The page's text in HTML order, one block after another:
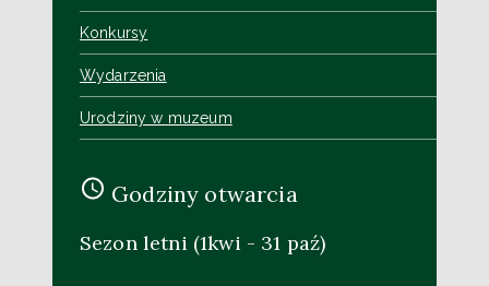
Konkursy
Wydarzenia
Urodziny w muzeum
Godziny otwarcia
Sezon letni (1kwi - 31 paź)